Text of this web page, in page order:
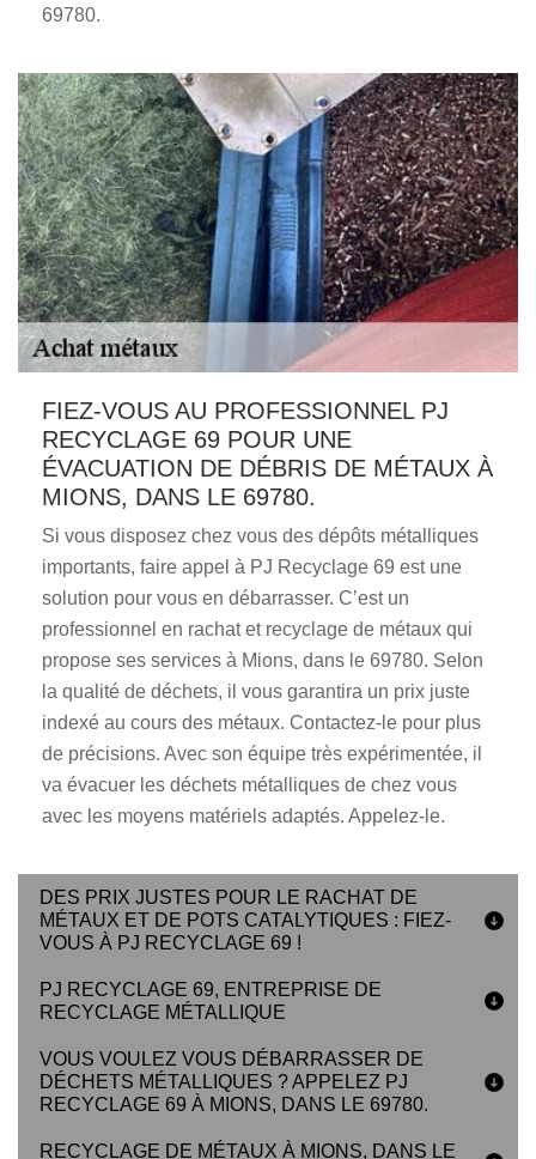
69780.
FIEZ-VOUS AU PROFESSIONNEL PJ
RECYCLAGE 69 POUR UNE
ÉVACUATION DE DÉBRIS DE MÉTAUX À
MIONS, DANS LE 69780.
Si vous disposez chez vous des dépôts métalliques
importants, faire appel à PJ Recyclage 69 est une
solution pour vous en débarrasser. C’est un
professionnel en rachat et recyclage de métaux qui
propose ses services à Mions, dans le 69780. Selon
la qualité de déchets, il vous garantira un prix juste
indexé au cours des métaux. Contactez-le pour plus
de précisions. Avec son équipe très expérimentée, il
va évacuer les déchets métalliques de chez vous
avec les moyens matériels adaptés. Appelez-le.
DES PRIX JUSTES POUR LE RACHAT DE
MÉTAUX ET DE POTS CATALYTIQUES : FIEZ-
VOUS À PJ RECYCLAGE 69 !
PJ RECYCLAGE 69, ENTREPRISE DE
RECYCLAGE MÉTALLIQUE
VOUS VOULEZ VOUS DÉBARRASSER DE
DÉCHETS MÉTALLIQUES ? APPELEZ PJ
RECYCLAGE 69 À MIONS, DANS LE 69780.
RECYCLAGE DE MÉTAUX À MIONS, DANS LE